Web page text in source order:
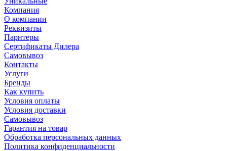
Компания
О компании
Реквизиты
Парнтеры
Сертификаты Дилера
Самовывоз
Контакты
Услуги
Бренды
Как купить
Условия оплаты
Условия доставки
Самовывоз
Гарантия на товар
Обработка персональных данных
Политика конфиденциальности